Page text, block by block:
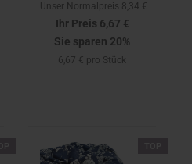
Unser Normalpreis 8,34 €
Ihr Preis 6,67 €
Sie sparen 20%
6,67 € pro Stück